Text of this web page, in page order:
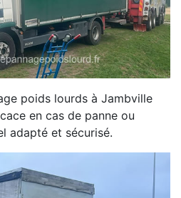
poids lourds à Jambville
en cas de panne ou
adapté et sécurisé.